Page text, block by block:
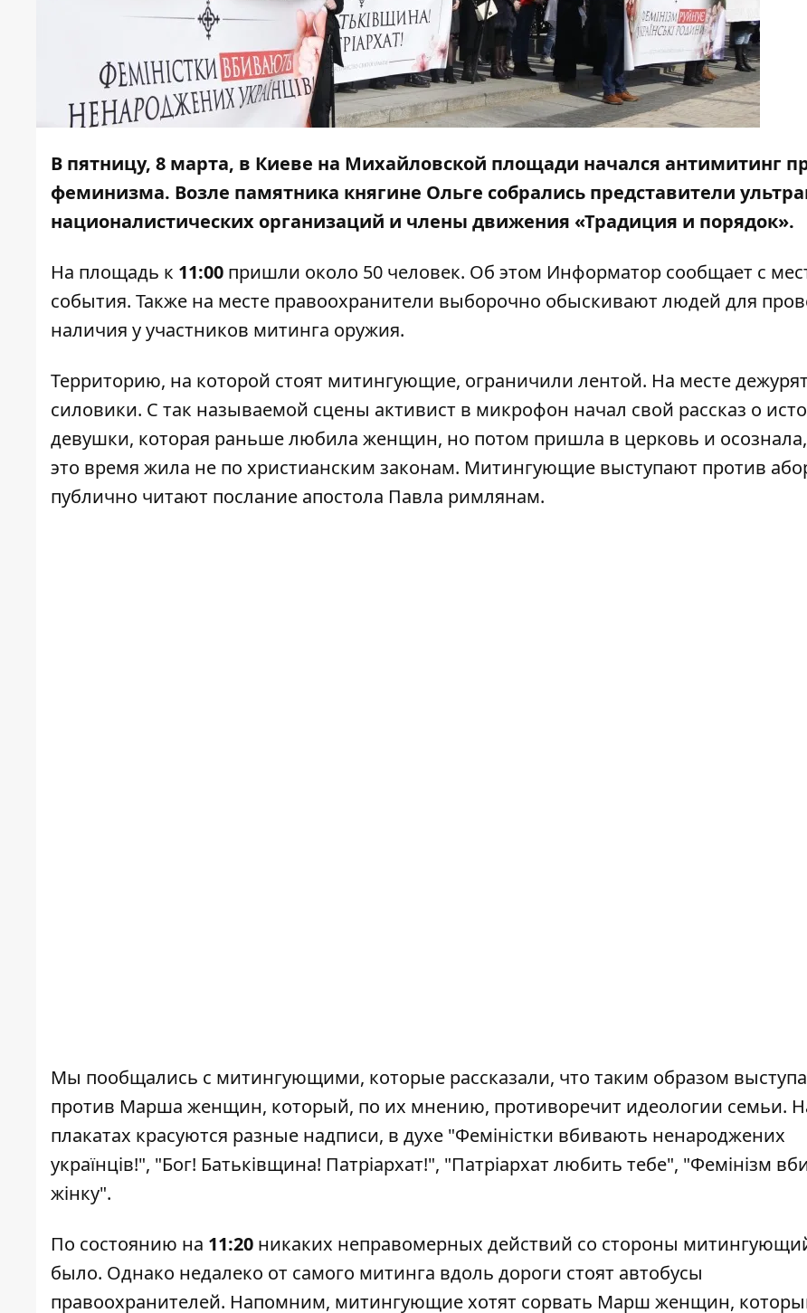
В пятницу, 8 марта, в Киеве на Михайловской площади начался антимитинг
феминизма. Возле памятника княгине Ольге собрались представители
националистических организаций и члены движения «Традиция и порядок».
На площадь к 11:00 пришли около 50 человек. Об этом Информатор сообщает с
события. Также на месте правоохранители выборочно обыскивают людей для
наличия у участников митинга оружия.
Территорию, на которой стоят митингующие, ограничили лентой. На месте дежурят
силовики. С так называемой сцены активист в микрофон начал свой рассказ о
девушки, которая раньше любила женщин, но потом пришла в церковь и осознала,
это время жила не по христианским законам. Митингующие выступают против
публично читают послание апостола Павла римлянам.
Мы пообщались с митингующими, которые рассказали, что таким образом
против Марша женщин, который, по их мнению, противоречит идеологии семьи.
плакатах красуются разные надписи, в духе "Феміністки вбивають ненароджених
українців!", "Бог! Батьківщина! Патріархат!", "Патріархат любить тебе", "Фемінізм
жінку".
По состоянию на 11:20 никаких неправомерных действий со стороны
было. Однако недалеко от самого митинга вдоль дороги стоят автобусы
правоохранителей. Напомним, митингующие хотят сорвать Марш женщин,